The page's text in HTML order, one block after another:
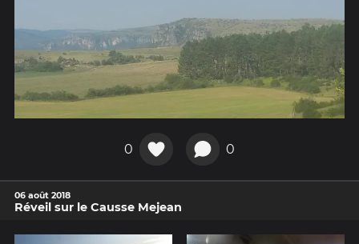
0 0
06 août 2018
Réveil sur le Causse Mejean